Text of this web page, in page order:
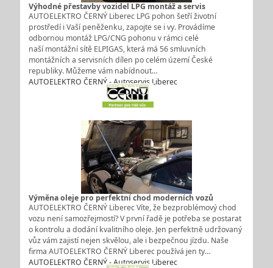
Výhodné přestavby vozidel LPG montáž a servis
AUTOELEKTRO ČERNÝ Liberec LPG pohon šetří životní
prostředí i Vaší peněženku, zapojte se i vy. Provádíme
odbornou montáž LPG/CNG pohonu v rámci celé
naší montážní sítě ELPIGAS, která má 56 smluvních
montážních a servisních dílen po celém území České
republiky. Můžeme vám nabídnout…
AUTOELEKTRO ČERNÝ - Autoservis Liberec
Výměna oleje pro perfektní chod moderních vozů
AUTOELEKTRO ČERNÝ Liberec Víte, že bezproblémový chod
vozu není samozřejmostí? V první řadě je potřeba se postarat
o kontrolu a dodání kvalitního oleje. Jen perfektně udržovaný
vůz vám zajistí nejen skvělou, ale i bezpečnou jízdu. Naše
firma AUTOELEKTRO ČERNÝ Liberec používá jen ty…
AUTOELEKTRO ČERNÝ - Autoservis Liberec